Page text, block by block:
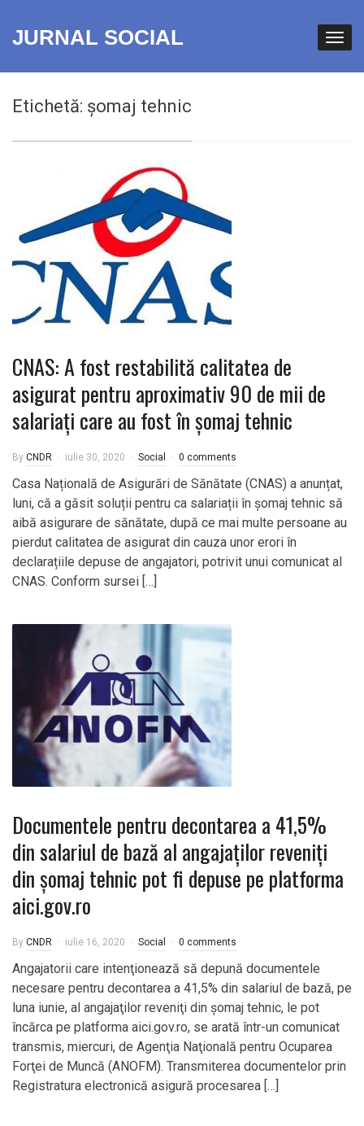
JURNAL SOCIAL
Etichetă: șomaj tehnic
CNAS: A fost restabilită calitatea de
asigurat pentru aproximativ 90 de mii de
salariați care au fost în șomaj tehnic
By CNDR iulie 30, 2020 Social 0 comments
Casa Națională de Asigurări de Sănătate (CNAS) a anunțat,
luni, că a găsit soluții pentru ca salariații în șomaj tehnic să
aibă asigurare de sănătate, după ce mai multe persoane au
pierdut calitatea de asigurat din cauza unor erori în
declarațiile depuse de angajatori, potrivit unui comunicat al
CNAS. Conform sursei […]
Documentele pentru decontarea a 41,5%
din salariul de bază al angajaților reveniți
din șomaj tehnic pot fi depuse pe platforma
aici.gov.ro
By CNDR iulie 16, 2020 Social 0 comments
Angajatorii care intenţionează să depună documentele
necesare pentru decontarea a 41,5% din salariul de bază, pe
luna iunie, al angajaţilor reveniţi din şomaj tehnic, le pot
încărca pe platforma aici.gov.ro, se arată într-un comunicat
transmis, miercuri, de Agenţia Naţională pentru Ocuparea
Forţei de Muncă (ANOFM). Transmiterea documentelor prin
Registratura electronică asigură procesarea […]